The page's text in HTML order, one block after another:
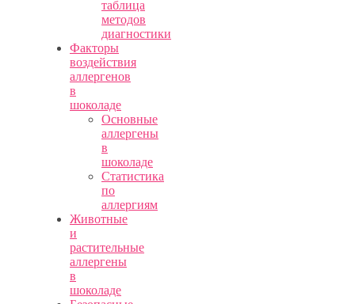
таблица
методов
диагностики
Факторы
воздействия
аллергенов
в
шоколаде
Основные
аллергены
в
шоколаде
Статистика
по
аллергиям
Животные
и
растительные
аллергены
в
шоколаде